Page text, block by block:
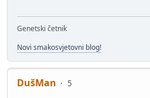
Genetski četnik
Novi smakosvjetovni blog!
DušMan
5